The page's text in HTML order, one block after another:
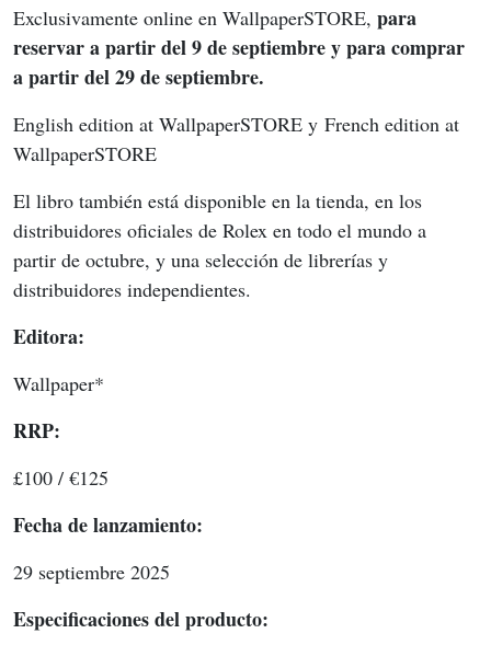
Exclusivamente online en WallpaperSTORE, para
reservar a partir del 9 de septiembre y para comprar
a partir del 29 de septiembre.
English edition at WallpaperSTORE y French edition at
WallpaperSTORE
El libro también está disponible en la tienda, en los
distribuidores oficiales de Rolex en todo el mundo a
partir de octubre, y una selección de librerías y
distribuidores independientes.
Editora:
Wallpaper*
RRP:
£100 / €125
Fecha de lanzamiento:
29 septiembre 2025
Especificaciones del producto: